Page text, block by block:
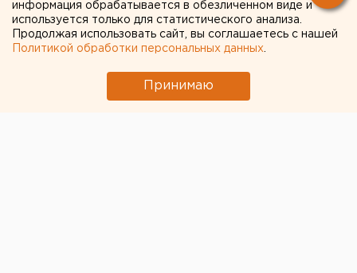
информация обрабатывается в обезличенном виде и
используется только для статистического анализа.
Продолжая использовать сайт, вы соглашаетесь с нашей
Политикой обработки персональных данных
Принимаю